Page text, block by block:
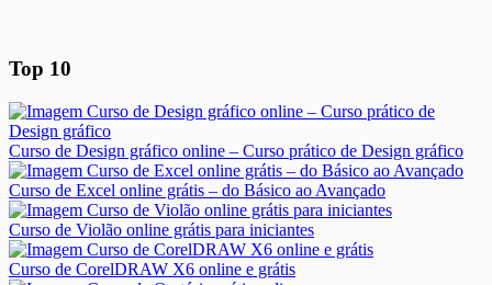
Top 10
Curso de Design gráfico online – Curso prático de Design gráfico
Curso de Excel online grátis – do Básico ao Avançado
Curso de Violão online grátis para iniciantes
Curso de CorelDRAW X6 online e grátis